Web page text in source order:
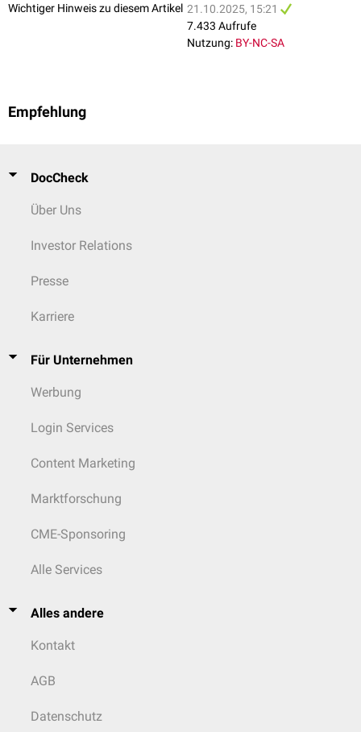
Wichtiger Hinweis zu diesem Artikel 21.10.2025, 15:21
7.433 Aufrufe
Nutzung: BY-NC-SA
Empfehlung
DocCheck
Über Uns
Investor Relations
Presse
Karriere
Für Unternehmen
Werbung
Login Services
Content Marketing
Marktforschung
CME-Sponsoring
Alle Services
Alles andere
Kontakt
AGB
Datenschutz